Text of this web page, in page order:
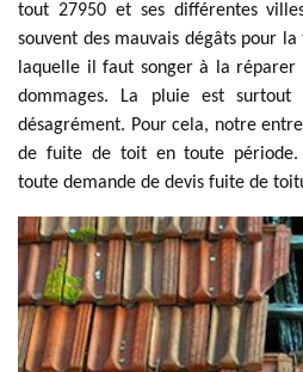
tout 27950 et ses différentes
souvent des mauvais dégâts pour
laquelle il faut songer à la
dommages. La pluie est
désagrément. Pour cela, notre
de fuite de toit en toute période.
toute demande de devis fuite de